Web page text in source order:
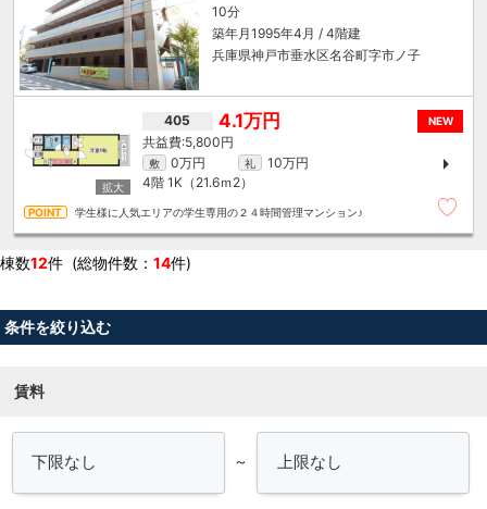
10分
築年月1995年4月 / 4階建
兵庫県神戸市垂水区名谷町字市ノ子
NEW
405 4.1万円
5,800円
敷 0万円 礼
10万円
4階 1K（21.6ｍ 2）
学生様に人気エリアの学生専用の２４時間管理マンション♪
棟数12件 (総物件数： 14件)
条件を絞り込む
賃料
～